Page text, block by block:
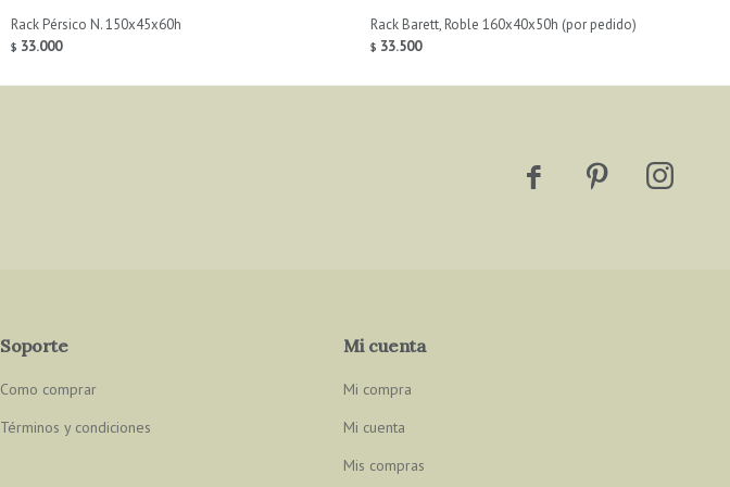
Rack Pérsico N. 150x45x60h
$ 33.000
Rack Barett, Roble 160x40x50h (por pedido)
$ 33.500
  
Soporte
Como comprar
Términos y condiciones
Mi cuenta
Mi compra
Mi cuenta
Mis compras